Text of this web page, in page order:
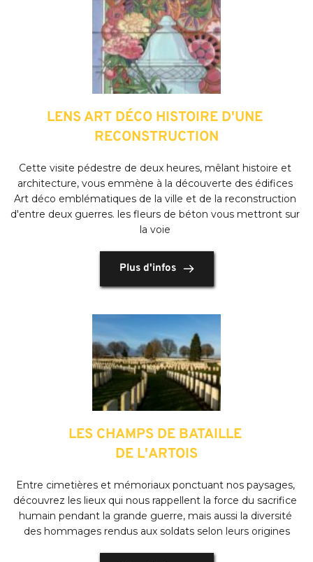
LENS ART DÉCO HISTOIRE D'UNE
RECONSTRUCTION
Cette visite pédestre de deux heures, mêlant histoire et
architecture, vous emmène à la découverte des édifices
Art déco emblématiques de la ville et de la reconstruction
d'entre deux guerres. les fleurs de béton vous mettront sur
la voie
Plus d'infos
LES CHAMPS DE BATAILLE
DE L'ARTOIS
Entre cimetières et mémoriaux ponctuant nos paysages,
découvrez les lieux qui nous rappellent la force du sacrifice
humain pendant la grande guerre, mais aussi la diversité
des hommages rendus aux soldats selon leurs origines